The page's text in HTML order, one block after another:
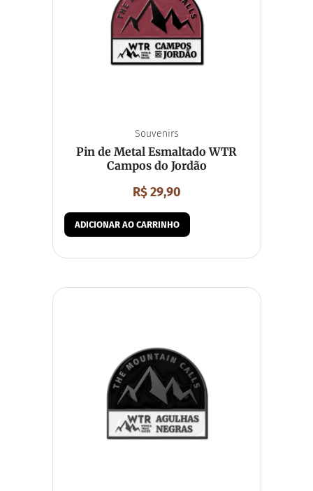
Souvenirs
Pin de Metal Esmaltado WTR
Campos do Jordão
R$29,90
ADICIONAR AO CARRINHO